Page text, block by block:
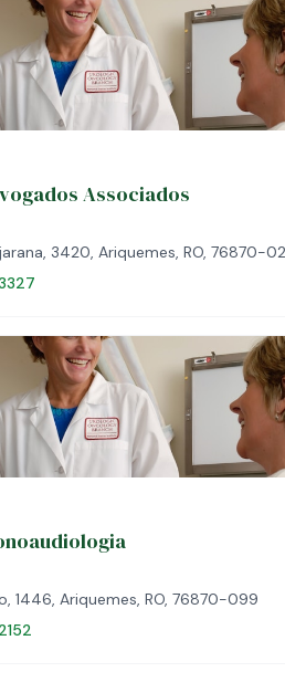
Associados
3420, Ariquemes, RO, 76870-
1446, Ariquemes, RO, 76870-099